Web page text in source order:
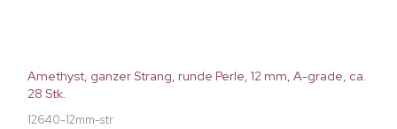
Amethyst, ganzer Strang, runde Perle, 12 mm, A-grade, ca.
28 Stk.
12640-12mm-str